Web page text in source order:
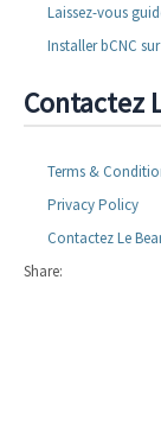
Laissez-vous
Installer bCNC
Contactez
Terms &
Privacy Policy
Contactez Le
Share: